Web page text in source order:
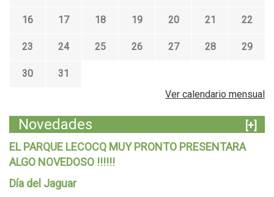
16 17 18 19 20 21 22
23 24 25 26 27 28 29
30
31
Ver calendario mensual
Novedades
[+]
EL PARQUE LECOCQ MUY PRONTO PRESENTARA
ALGO NOVEDOSO !!!!!!
Día del Jaguar